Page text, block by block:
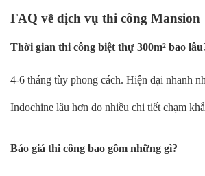
FAQ về dịch vụ thi công Mansion
Thời gian thi công biệt thự 300m² bao
4-6 tháng tùy phong cách. Hiện đại nhanh
Indochine lâu hơn do nhiều chi tiết chạm
Báo giá thi công bao gồm những gì?